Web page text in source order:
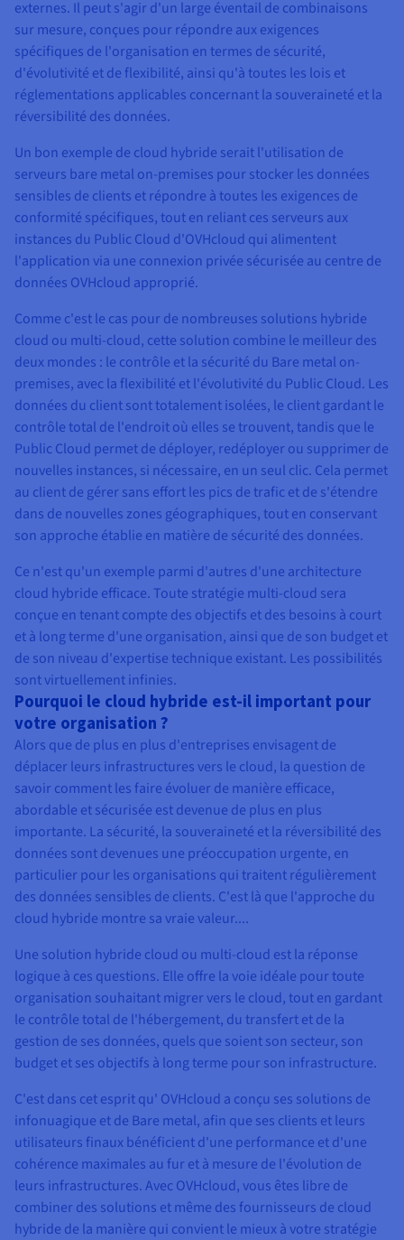
externes. Il peut s'agir d'un large éventail de combinaisons
sur mesure, conçues pour répondre aux exigences
spécifiques de l'organisation en termes de sécurité,
d'évolutivité et de flexibilité, ainsi qu'à toutes les lois et
réglementations applicables concernant la souveraineté et la
réversibilité des données.
Un bon exemple de cloud hybride serait l'utilisation de
serveurs bare metal on-premises pour stocker les données
sensibles de clients et répondre à toutes les exigences de
conformité spécifiques, tout en reliant ces serveurs aux
instances du Public Cloud d'OVHcloud qui alimentent
l'application via une connexion privée sécurisée au centre de
données OVHcloud approprié.
Comme c'est le cas pour de nombreuses solutions hybride
cloud ou multi-cloud, cette solution combine le meilleur des
deux mondes : le contrôle et la sécurité du Bare metal on-
premises, avec la flexibilité et l'évolutivité du Public Cloud. Les
données du client sont totalement isolées, le client gardant le
contrôle total de l'endroit où elles se trouvent, tandis que le
Public Cloud permet de déployer, redéployer ou supprimer de
nouvelles instances, si nécessaire, en un seul clic. Cela permet
au client de gérer sans effort les pics de trafic et de s'étendre
dans de nouvelles zones géographiques, tout en conservant
son approche établie en matière de sécurité des données.
Ce n'est qu'un exemple parmi d'autres d'une architecture
cloud hybride efficace. Toute stratégie multi-cloud sera
conçue en tenant compte des objectifs et des besoins à court
et à long terme d'une organisation, ainsi que de son budget et
de son niveau d'expertise technique existant. Les possibilités
sont virtuellement infinies.
Pourquoi le cloud hybride est-il important pour
votre organisation ?
Alors que de plus en plus d'entreprises envisagent de
déplacer leurs infrastructures vers le cloud, la question de
savoir comment les faire évoluer de manière efficace,
abordable et sécurisée est devenue de plus en plus
importante. La sécurité, la souveraineté et la réversibilité des
données sont devenues une préoccupation urgente, en
particulier pour les organisations qui traitent régulièrement
des données sensibles de clients. C'est là que l'approche du
cloud hybride montre sa vraie valeur....
Une solution hybride cloud ou multi-cloud est la réponse
logique à ces questions. Elle offre la voie idéale pour toute
organisation souhaitant migrer vers le cloud, tout en gardant
le contrôle total de l'hébergement, du transfert et de la
gestion de ses données, quels que soient son secteur, son
budget et ses objectifs à long terme pour son infrastructure.
C'est dans cet esprit qu' OVHcloud a conçu ses solutions de
infonuagique et de Bare metal, afin que ses clients et leurs
utilisateurs finaux bénéficient d'une performance et d'une
cohérence maximales au fur et à mesure de l'évolution de
leurs infrastructures. Avec OVHcloud, vous êtes libre de
combiner des solutions et même des fournisseurs de cloud
hybride de la manière qui convient le mieux à votre stratégie